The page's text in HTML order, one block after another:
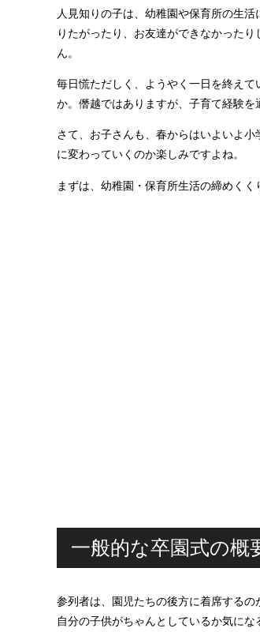
人見知りの子は、幼稚園や保育所の生
りたがったり、お友達ができなかった
ん。
毎日慌ただしく、ようやく一日を終え
か。僭越ではありますが、子育て経験を
さて、お子さんも、春からはいよいよ
に変わっていくのか楽しみですよね。
まずは、幼稚園・保育所生活の締めくく
一般的な卒園式の概
参列者は、園児たちの後方に着席するの
自分の子供がちゃんとしているか気にな